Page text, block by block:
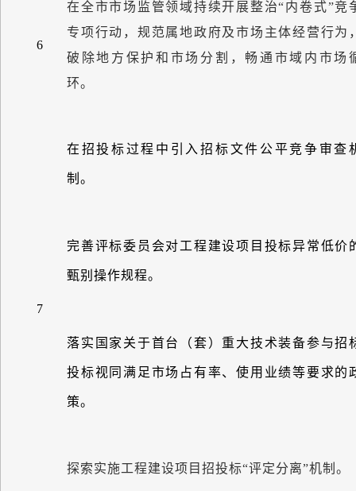
6
在全市市场监管领域持续开展整治“内卷式”竞
专项行动，规范属地政府及市场主体经营行为
破除地方保护和市场分割，畅通市域内市场
环。
7
在招投标过程中引入招标文件公平竞争审查
制。
完善评标委员会对工程建设项目投标异常低价
甄别操作规程。
落实国家关于首台（套）重大技术装备参与招
投标视同满足市场占有率、使用业绩等要求的
策。
探索实施工程建设项目招投标“评定分离”机制。